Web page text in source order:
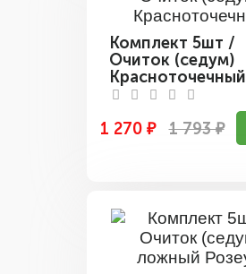
Комплект 5шт /
Очиток (седум)
Красноточечный
1 270 ₽ 1 793 ₽